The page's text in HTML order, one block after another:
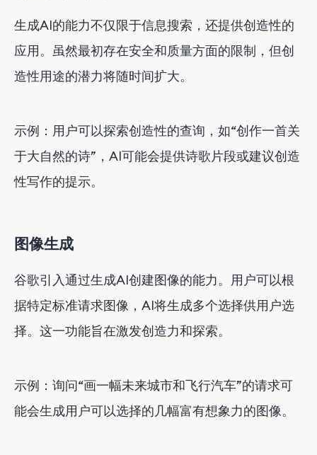
生成AI的能力不仅限于信息搜索，还提供创造性的
应用。虽然最初存在安全和质量方面的限制，但创
造性用途的潜力将随时间扩大。
示例：用户可以探索创造性的查询，如“创作一首关
于大自然的诗”，AI可能会提供诗歌片段或建议创造
性写作的提示。
图像生成
谷歌引入通过生成AI创建图像的能力。用户可以根
据特定标准请求图像，AI将生成多个选择供用户选
择。这一功能旨在激发创造力和探索。
示例：询问“画一幅未来城市和飞行汽车”的请求可
能会生成用户可以选择的几幅富有想象力的图像。